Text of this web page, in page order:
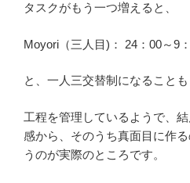
タスクがもう一つ増えると、
Moyori（三人目)： 24：00～9
と、一人三交替制になること
工程を管理しているようで、
感から、そのうち真面目に作
うのが実際のところです。